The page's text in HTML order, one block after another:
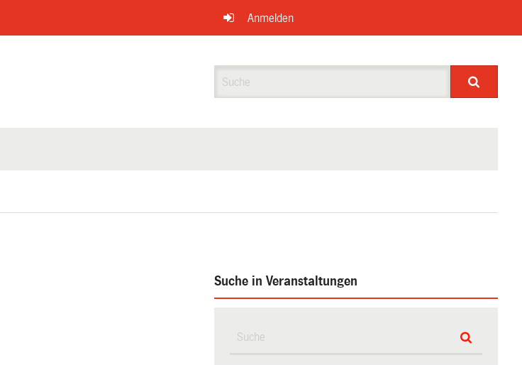
Anmelden
Suche in Veranstaltungen